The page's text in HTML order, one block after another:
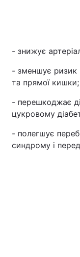
- знижує
- зменшує ризик
та прямої кишки;
- перешкоджає
цукровому
- полегшує
синдрому і